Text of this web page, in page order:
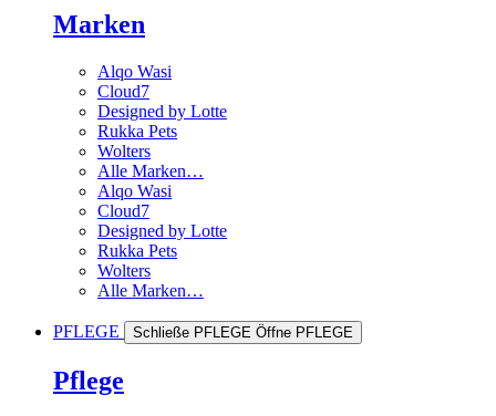
Marken
Alqo Wasi
Cloud7
Designed by Lotte
Rukka Pets
Wolters
Alle Marken…
Alqo Wasi
Cloud7
Designed by Lotte
Rukka Pets
Wolters
Alle Marken…
PFLEGE Schließe PFLEGE Öffne PFLEGE
Pflege